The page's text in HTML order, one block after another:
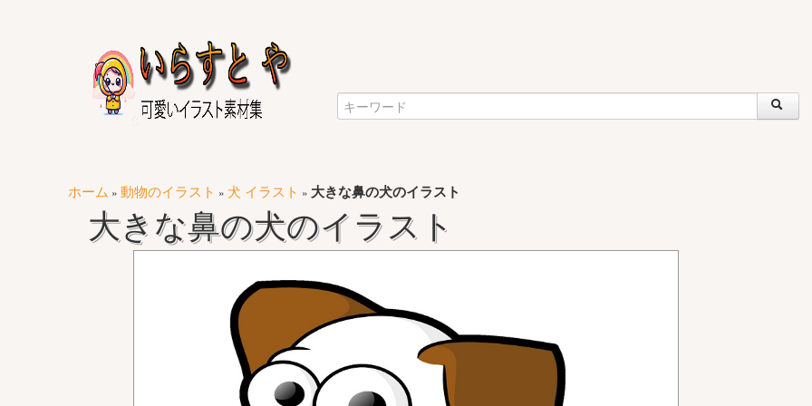
ホーム » 動物のイラスト » 犬 イラスト » 大きな鼻の犬のイラスト
大きな鼻の犬のイラスト